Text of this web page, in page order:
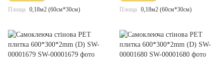
Площа 0,18м2 (60см*30см) Площа 0,18м2 (60см*30см)